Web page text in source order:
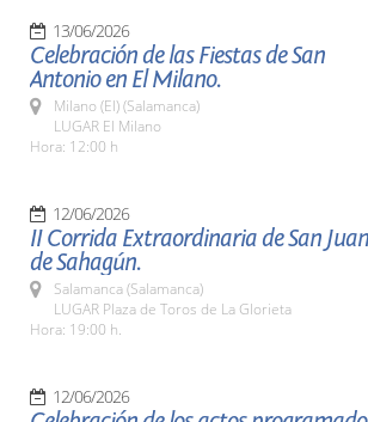
13/06/2026
Celebración de las Fiestas de San
Antonio en El Milano.
Milano (El) (Salamanca)
LUGAR El Milano
Hora: 12:00 h
12/06/2026
II Corrida Extraordinaria de San Juan
de Sahagún.
Salamanca (Salamanca)
LUGAR Plaza de Toros de La Glorieta
Hora: 19:00 h.
12/06/2026